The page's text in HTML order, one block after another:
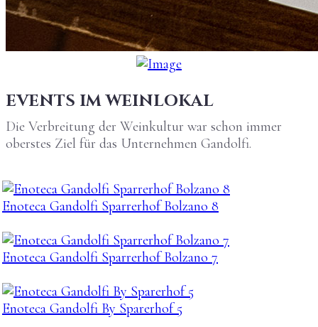
EVENTS IM WEINLOKAL
Die Verbreitung der Weinkultur war schon immer
oberstes Ziel für das Unternehmen Gandolfi.
Enoteca Gandolfi Sparrerhof Bolzano 8
Enoteca Gandolfi Sparrerhof Bolzano 7
Enoteca Gandolfi By Sparerhof 5